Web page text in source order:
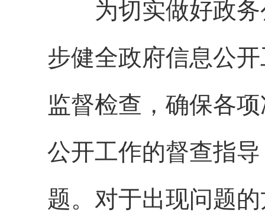
为切实做好政务
步健全政府信息公
监督检查，确保各
公开工作的督查指
题。对于出现问题